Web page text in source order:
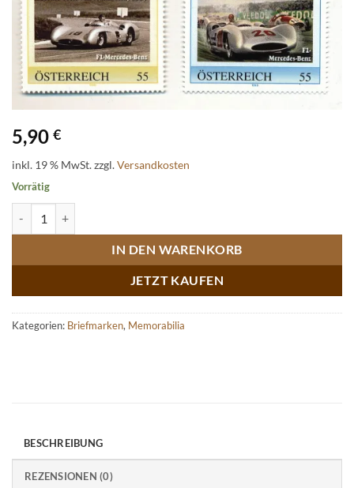
5,90 €
inkl. 19 % MwSt.zzgl.Versandkosten
Vorrätig
IN DEN WARENKORB
JETZT KAUFEN
Kategorien: Briefmarken, Memorabilia
BESCHREIBUNG
REZENSIONEN (0)